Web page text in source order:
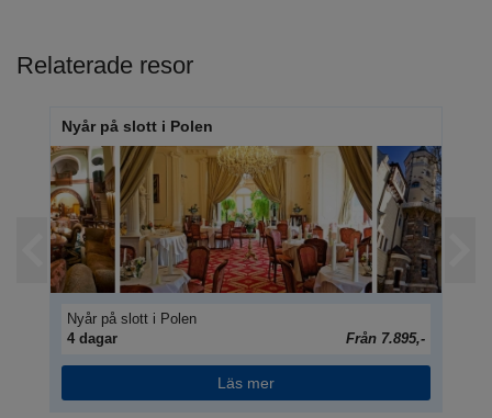
Relaterade resor
Nyår på slott i Polen
Nyår på slott i Polen
4 dagar
Från 7.895,-
Läs mer